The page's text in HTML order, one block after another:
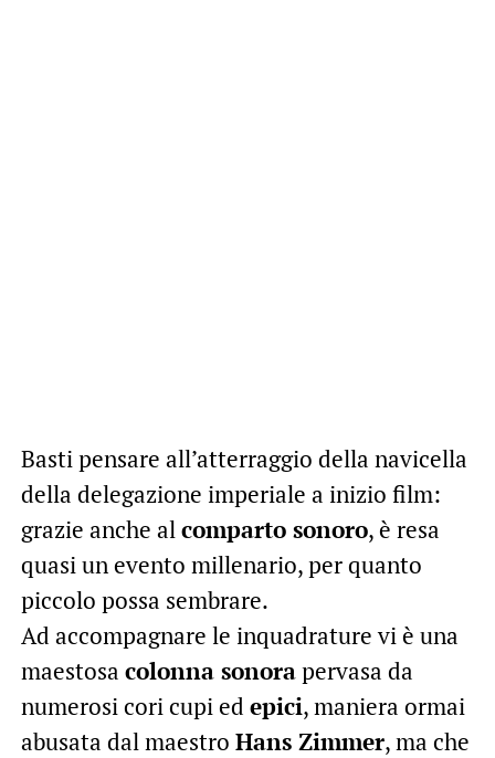
Basti pensare all’atterraggio della navicella
della delegazione imperiale a inizio film:
grazie anche alcomparto sonoro, è resa
quasi un evento millenario, per quanto
piccolo possa sembrare.
Ad accompagnare le inquadrature vi è una
maestosa colonna sonorapervasa da
numerosi cori cupi ed epici, maniera ormai
abusata dal maestro Hans Zimmer, ma che